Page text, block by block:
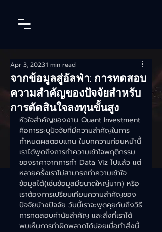
จากข้อมูลสู่อัลฟ่า: การทดสอบ
ความสำคัญของปัจจัยสำหรับ
การตัดสินใจลงทุนขั้นสูง
Apr 3, 20231 min read
หัวใจสำคัญของงาน Quant Investment
คือการระบุปัจจัยที่มีความสำคัญในการ
กำหนดผลตอบแทน ในบทความก่อนหน้านี้
เราได้พูดถึงการทำความเข้าใจพฤติกรรม
ของราคาจากการทำ Data Viz ไปแล้ว แต่
หลายครั้งเราไม่สามารถทำความเข้าใจ
ข้อมูลได้(เช่นข้อมูลมีขนาดใหญ่มาก) หรือ
เราต้องการเปรียบเทียบความสำคัญของ
ปัจจัยบ้างปัจจัย วันนี้เราจะพูดคุยกันถึงวิธี
การทดสอบค่านัยสำคัญ และสิ่งที่เราได้
พบเห็นการทำผิดพลาดได้บ่อยเมื่อทำสิ่งนี้